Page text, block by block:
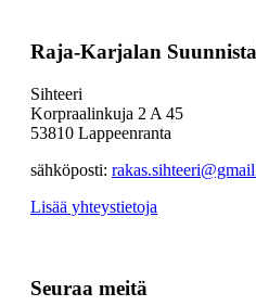
Raja-Karjalan
Sihteeri
Korpraalinkuja 2 A 45
53810 Lappeenranta
sähköposti:
Lisää yhteystietoja
Seuraa meitä